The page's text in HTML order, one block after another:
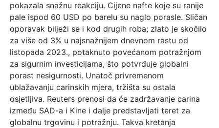
pokazala snažnu reakciju. Cijene nafte koje su ranije
pale ispod 60 USD po barelu su naglo porasle. Sličan
oporavak bilježi se i kod drugih roba; zlato je skočilo
za više od 3% u najsnažnijem dnevnom rastu od
listopada 2023., potaknuto povećanom potražnjom
za sigurnim investicijama, što potvrđuje globalni
porast nesigurnosti. Unatoč privremenom
ublažavanju carinskih mjera, tržišta su ostala
osjetljiva. Reuters prenosi da će zadržavanje carina
između SAD-a i Kine i dalje predstavljati teret za
globalnu trgovinu i potražnju. Takva kretanja